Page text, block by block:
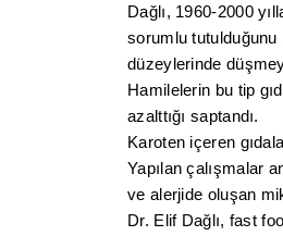
Dağlı, 1960-2000
sorumlu
düzeylerinde
Hamilelerin bu tip
azalttığı saptandı.
Karoten içeren
Yapılan çalışmalar
ve alerjide oluşan
Dr. Elif Dağlı, fast